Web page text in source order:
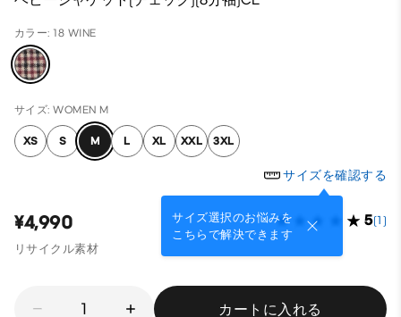
カラー: 18 WINE
サイズ: WOMEN M
XS S M L XL XXL 3XL
サイズを確認する
サイズ選択のお悩みを
こちらで解決できます
¥4,990 5(1)
リサイクル素材
1 カートに入れる